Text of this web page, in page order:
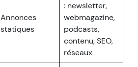
Annonces
statiques
: newsletter,
webmagazine,
podcasts,
contenu, SEO,
réseaux